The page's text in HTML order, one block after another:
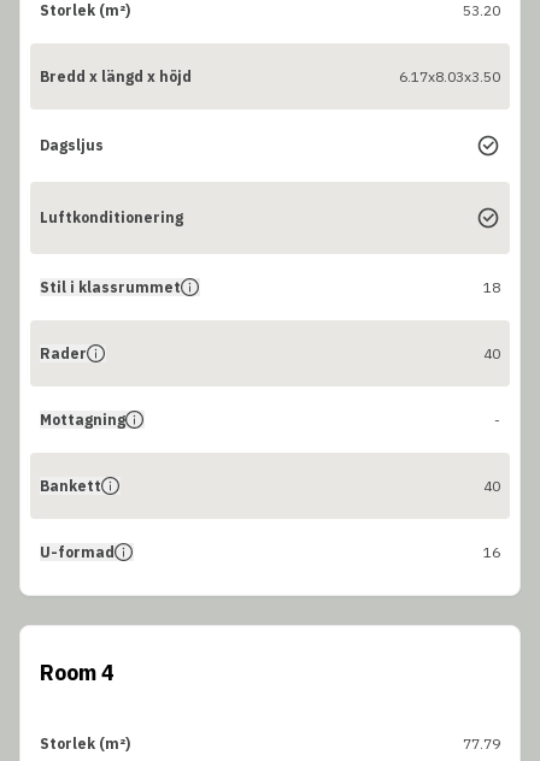
Storlek (m²) 53.20
Bredd x längd x höjd 6.17x8.03x3.50
Dagsljus
Luftkonditionering
Stil i klassrummet 18
Rader 40
Mottagning -
Bankett 40
U-formad 16
Room 4
Storlek (m²) 77.79